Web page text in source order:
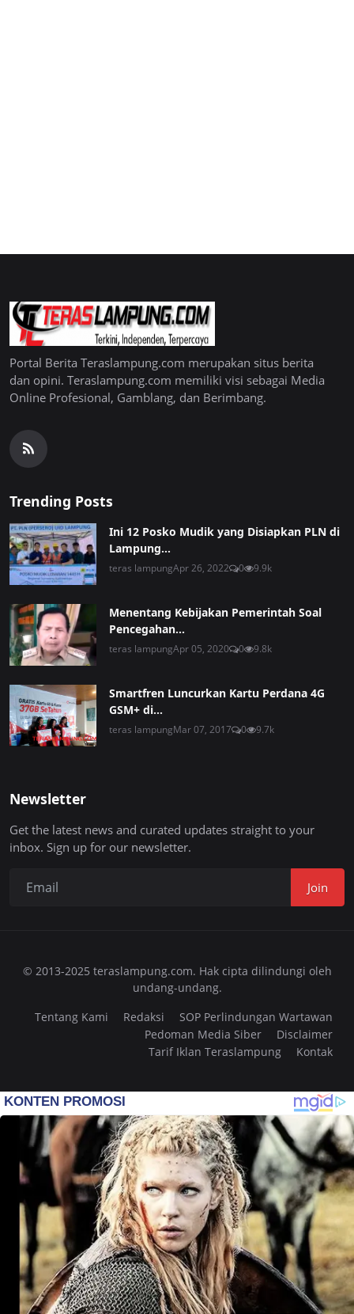
Portal Berita Teraslampung.com merupakan situs berita
dan opini. Teraslampung.com memiliki visi sebagai Media
Online Profesional, Gamblang, dan Berimbang.
Trending Posts
Ini 12 Posko Mudik yang Disiapkan PLN di
Lampung...
teras lampungApr 26, 2022 0 9.9k
Menentang Kebijakan Pemerintah Soal
Pencegahan...
teras lampungApr 05, 2020 0 9.8k
Smartfren Luncurkan Kartu Perdana 4G
GSM+ di...
teras lampungMar 07, 2017 0 9.7k
Newsletter
Get the latest news and curated updates straight to your
inbox. Sign up for our newsletter.
Join
© 2013-2025 teraslampung.com. Hak cipta dilindungi oleh
undang-undang.
Tentang Kami
Redaksi
SOP Perlindungan Wartawan
Pedoman Media Siber
Disclaimer
Tarif Iklan Teraslampung
Kontak